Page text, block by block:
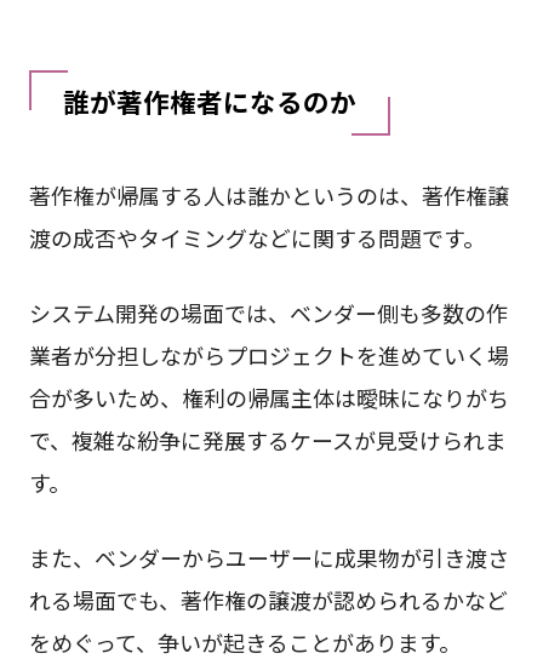
誰が著作権者になるのか
著作権が帰属する人は誰かというのは、著作権譲
渡の成否やタイミングなどに関する問題です。
システム開発の場面では、ベンダー側も多数の作
業者が分担しながらプロジェクトを進めていく場
合が多いため、権利の帰属主体は曖昧になりがち
で、複雑な紛争に発展するケースが見受けられま
す。
また、ベンダーからユーザーに成果物が引き渡さ
れる場面でも、著作権の譲渡が認められるかなど
をめぐって、争いが起きることがあります。